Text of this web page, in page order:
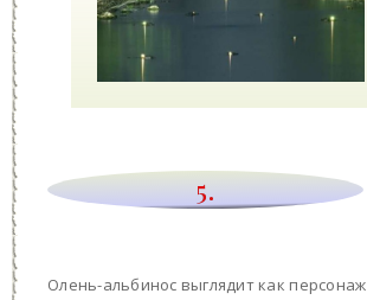
5.
Олень-альбинос выглядит как персонаж